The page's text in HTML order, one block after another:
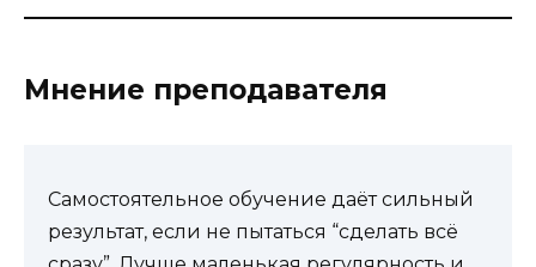
Мнение преподавателя
Самостоятельное обучение даёт сильный
результат, если не пытаться “сделать всё